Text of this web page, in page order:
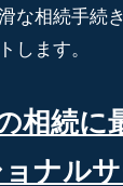
な相続手続
します。
相続に
ナル